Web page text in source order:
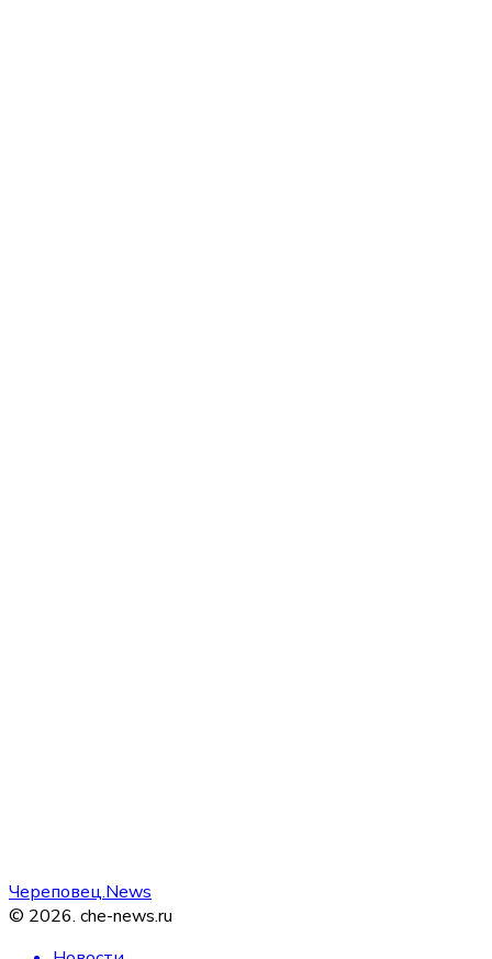
Череповец.News
© 2026. che-news.ru